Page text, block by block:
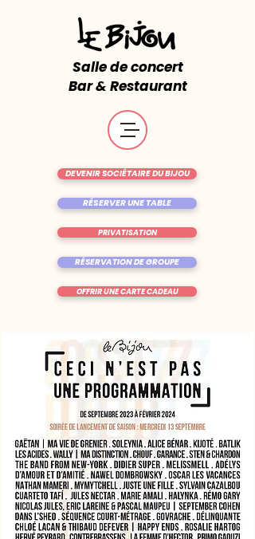
Salle de concert
Bar & Restaurant
RÉSERVER UNE TABLE
OFFRIR UNE CARTE CADEAU
DEVENIR SOCIÉTAIRE DU BIJOU
RÉSERVATION DE GROUPE
PRIVATISATION